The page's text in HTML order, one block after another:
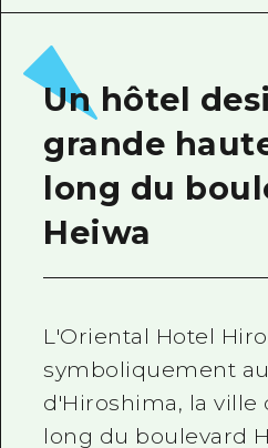
Un hôtel
grande
long du
Heiwa
L'Oriental Hotel
symboliquement
d'Hiroshima, la ville
long du boulevard